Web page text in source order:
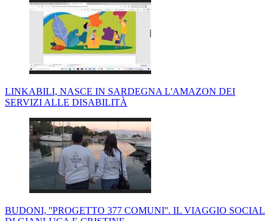
LINKABILI, NASCE IN SARDEGNA L'AMAZON DEI
SERVIZI ALLE DISABILITÀ
BUDONI, ''PROGETTO 377 COMUNI''. IL VIAGGIO SOCIAL